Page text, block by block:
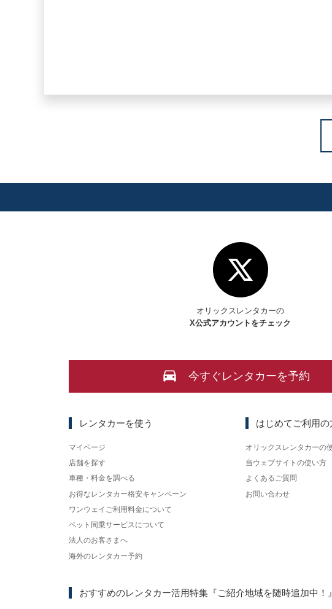
オリックスレンタカーの
X公式アカウントをチェック
今すぐレンタカーを予約
レンタカーを使う
マイページ
店舗を探す
車種・料金を調べる
お得なレンタカー格安キャンペーン
ワンウェイご利用料金について
ペット同乗サービスについて
法人のお客さまへ
海外のレンタカー予約
はじめてご利用の
オリックスレンタカーの
当ウェブサイトの使い方
よくあるご質問
お問い合わせ
おすすめのレンタカー活用特集 『ご紹介地域を随時追加中！』